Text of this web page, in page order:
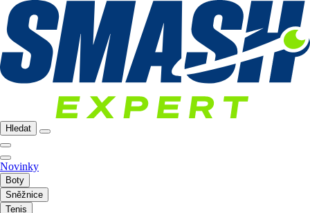
Hledat
Novinky
Boty
Sněžnice
Tenis